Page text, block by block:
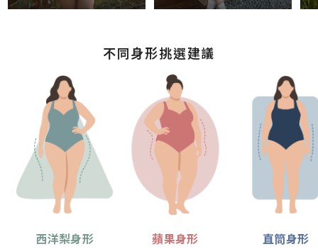
不同身形挑選建議
西洋梨身形 蘋果身形 直筒身形